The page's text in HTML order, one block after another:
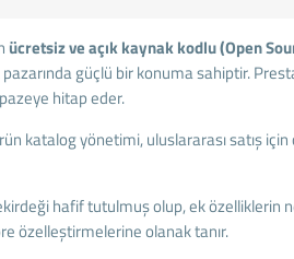
ücretsiz ve açık kaynak kodlu (Open
güçlü bir konuma sahiptir.
hitap eder.
katalog yönetimi, uluslararası satış
hafif tutulmuş olup, ek özelliklerin
özelleştirmelerine olanak tanır.